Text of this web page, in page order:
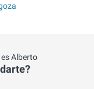
es Alberto